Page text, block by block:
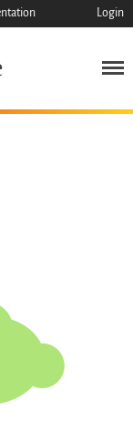
sauver (HOWTO)
Login